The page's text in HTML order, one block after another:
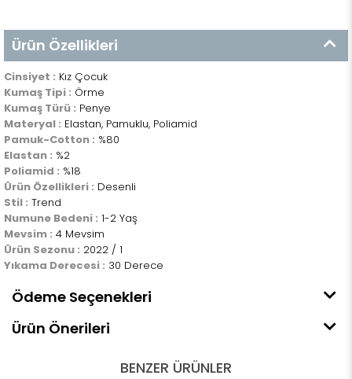
Ürün Özellikleri
Cinsiyet : Kız Çocuk
Kumaş Tipi : Örme
Kumaş Türü : Penye
Materyal : Elastan, Pamuklu, Poliamid
Pamuk-Cotton : %80
Elastan : %2
Poliamid : %18
Ürün Özellikleri : Desenli
Stil : Trend
Numune Bedeni : 1-2 Yaş
Mevsim : 4 Mevsim
Ürün Sezonu : 2022 / 1
Yıkama Derecesi : 30 Derece
Ödeme Seçenekleri
Ürün Önerileri
BENZER ÜRÜNLER